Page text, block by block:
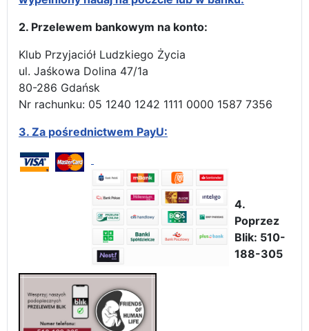
2. Przelewem bankowym na konto:
Klub Przyjaciół Ludzkiego Życia
ul. Jaśkowa Dolina 47/1a
80-286 Gdańsk
Nr rachunku: 05 1240 1242 1111 0000 1587 7356
3. Za pośrednictwem PayU:
4.
Poprzez
Blik: 510-
188-305